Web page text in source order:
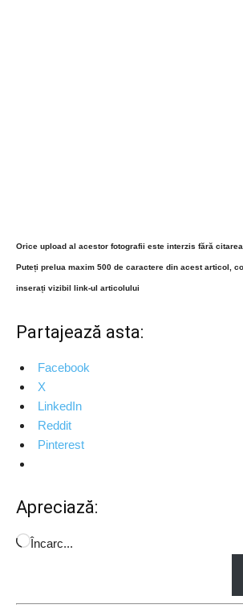
Orice upload al acestor fotografii este interzis fără
Puteți prelua maxim 500 de caractere din acest articol,
inserați vizibil link-ul articolului
Partajează asta:
Facebook
X
LinkedIn
Reddit
Pinterest
Apreciază:
Încarc...